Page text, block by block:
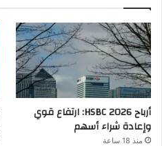
أرباح HSBC 2026: ارتفاع قوي
وإعادة شراء أسهم
منذ 18 ساعة